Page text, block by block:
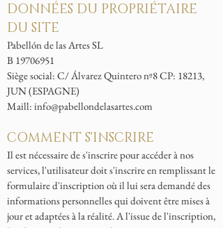
DONNÉES DU PROPRIÉTAIRE
DU SITE
Pabellón de las Artes SL
B 19706951
Siège social: C/ Álvarez Quintero nº8 CP: 18213,
JUN (ESPAGNE)
Maill: info@pabellondelasartes.com
COMMENT S'INSCRIRE
Il est nécessaire de s'inscrire pour accéder à nos
services, l'utilisateur doit s'inscrire en remplissant le
formulaire d'inscription où il lui sera demandé des
informations personnelles qui doivent être mises à
jour et adaptées à la réalité. A l'issue de l'inscription,